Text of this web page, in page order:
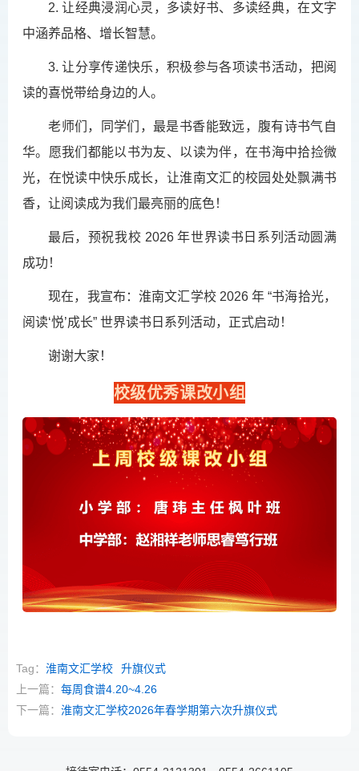
2. 让经典浸润心灵，多读好书、多读经典，在文字
中涵养品格、增长智慧。
3. 让分享传递快乐，积极参与各项读书活动，把阅
读的喜悦带给身边的人。
老师们，同学们，最是书香能致远，腹有诗书气自
华。愿我们都能以书为友、以读为伴，在书海中拾捡微
光，在悦读中快乐成长，让淮南文汇的校园处处飘满书
香，让阅读成为我们最亮丽的底色！
最后，预祝我校 2026 年世界读书日系列活动圆满
成功！
现在，我宣布：淮南文汇学校 2026 年 “书海拾光，
阅读‘悦’成长” 世界读书日系列活动，正式启动！
谢谢大家！
校级优秀课改小组
Tag： 淮南文汇学校
升旗仪式
上一篇： 每周食谱4.20~4.26
下一篇： 淮南文汇学校2026年春学期第六次升旗仪式